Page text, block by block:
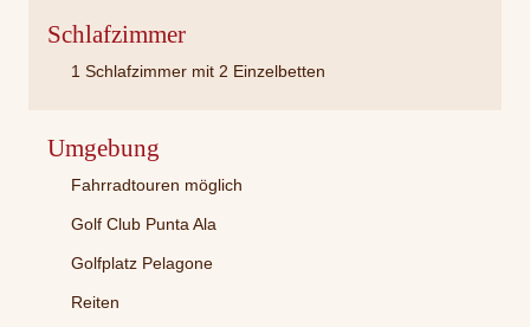
Schlafzimmer
1 Schlafzimmer mit 2 Einzelbetten
Umgebung
Fahrradtouren möglich
Golf Club Punta Ala
Golfplatz Pelagone
Reiten